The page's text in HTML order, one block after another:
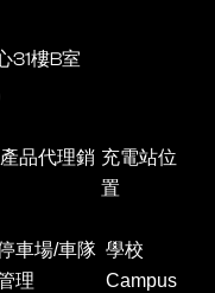
31樓B室
品代理銷 充電站位
置
車場/車隊
理
學校
Campus